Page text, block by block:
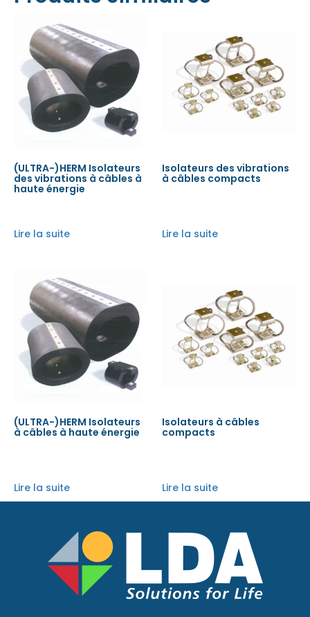
(ULTRA-)HERM Isolateurs
des vibrations à câbles à
haute énergie
Lire la suite
Isolateurs des vibrations
à câbles compacts
Lire la suite
(ULTRA-)HERM Isolateurs
à câbles à haute énergie
Lire la suite
Isolateurs à câbles
compacts
Lire la suite